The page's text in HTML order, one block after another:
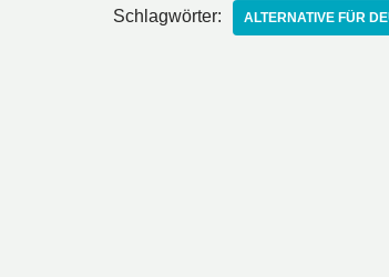
Schlagwörter: ALTERNATIVE FÜR